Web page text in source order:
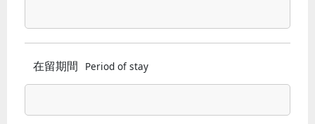
在留期間 Period of stay